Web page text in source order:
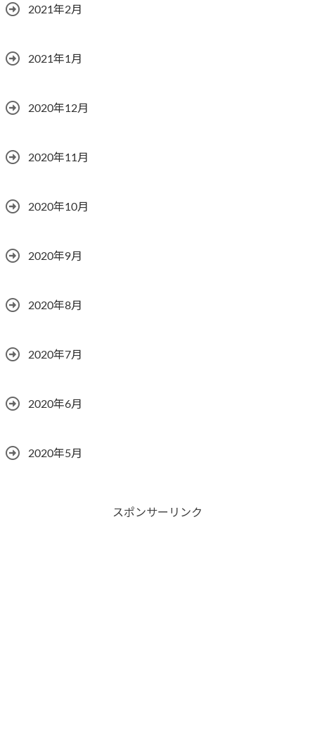
2021年2月
2021年1月
2020年12月
2020年11月
2020年10月
2020年9月
2020年8月
2020年7月
2020年6月
2020年5月
スポンサーリンク